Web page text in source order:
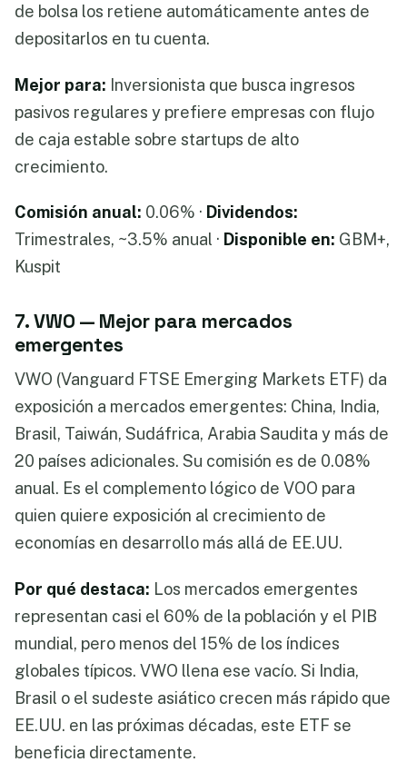
de bolsa los retiene automáticamente antes de
depositarlos en tu cuenta.
Mejor para: Inversionista que busca ingresos
pasivos regulares y prefiere empresas con flujo
de caja estable sobre startups de alto
crecimiento.
Comisión anual: 0.06% · Dividendos:
Trimestrales, ~3.5% anual · Disponible en: GBM+,
Kuspit
7. VWO — Mejor para mercados
emergentes
VWO (Vanguard FTSE Emerging Markets ETF) da
exposición a mercados emergentes: China, India,
Brasil, Taiwán, Sudáfrica, Arabia Saudita y más de
20 países adicionales. Su comisión es de 0.08%
anual. Es el complemento lógico de VOO para
quien quiere exposición al crecimiento de
economías en desarrollo más allá de EE.UU.
Por qué destaca: Los mercados emergentes
representan casi el 60% de la población y el PIB
mundial, pero menos del 15% de los índices
globales típicos. VWO llena ese vacío. Si India,
Brasil o el sudeste asiático crecen más rápido que
EE.UU. en las próximas décadas, este ETF se
beneficia directamente.